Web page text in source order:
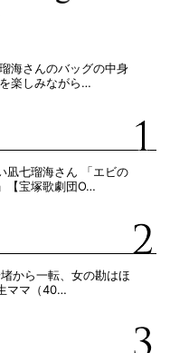
海さんのバッグの中身
楽しみながら…
凪七瑠海さん 「エビの
【宝塚歌劇団O…
から一転、女の勘はほ
ママ（40…